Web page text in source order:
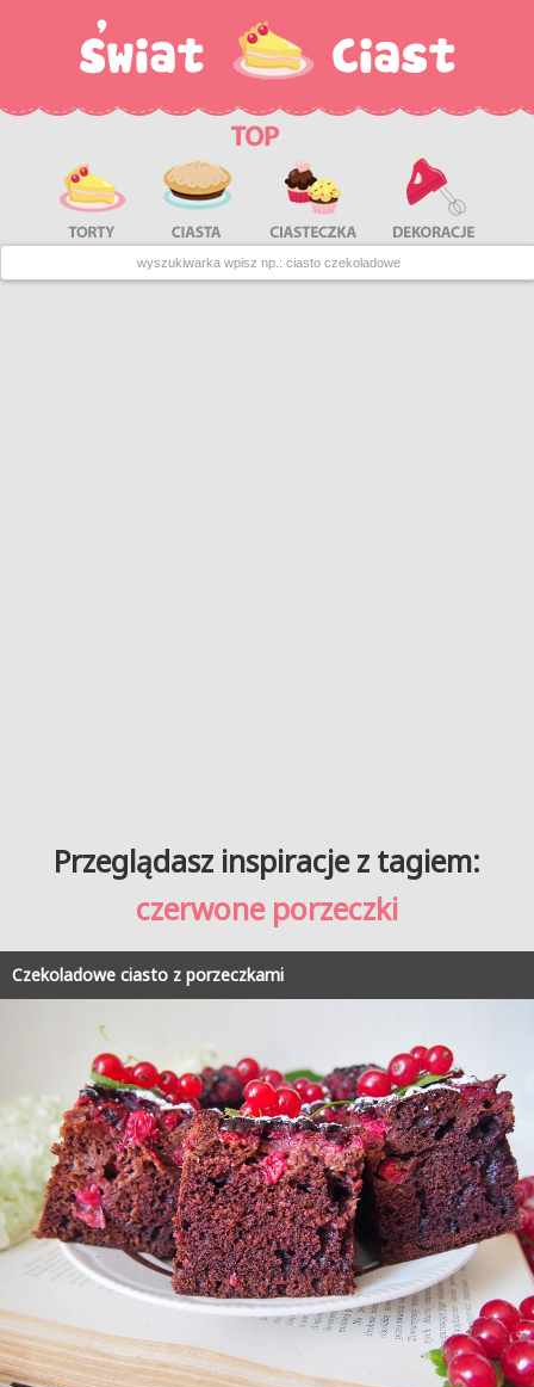
Przeglądasz inspiracje z tagiem:
czerwone porzeczki
Czekoladowe ciasto z porzeczkami